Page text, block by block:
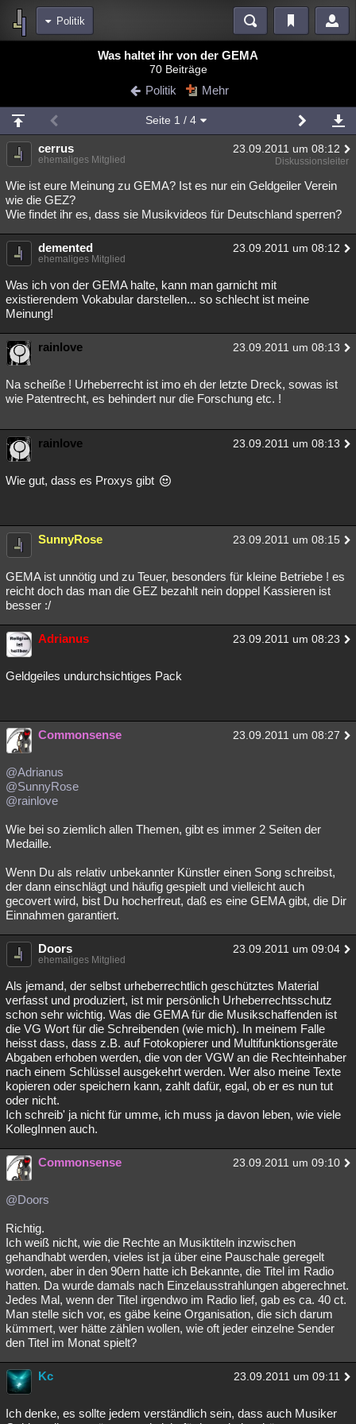
Politik
Blogs
Chat Wiki Neuigkeiten
meine Rubriken
Menschen Mystery Kriminalfälle
Spiritualität Verschwörungen Technologie Ufologie
Natur Umfragen Unterhaltung
weitere Rubriken
Philosophie Träume
Astronomie Helpdesk Gruppen Gaming Filme
Übersichten
Lesenswert Schlüsselwörter
Was haltet ihr von der GEMA
70 Beiträge
Politik Mehr
Seite 1 / 4
cerrus 23.09.2011 um 08:12
ehemaliges Mitglied Diskussionsleiter
Wie ist eure Meinung zu GEMA? Ist es nur ein Geldgeiler Verein
wie die GEZ?
Wie findet ihr es, dass sie Musikvideos für Deutschland sperren?
demented 23.09.2011 um 08:12
ehemaliges Mitglied
Was ich von der GEMA halte, kann man garnicht mit
existierendem Vokabular darstellen... so schlecht ist meine
Meinung!
rainlove 23.09.2011 um 08:13
Na scheiße ! Urheberrecht ist imo eh der letzte Dreck, sowas ist
wie Patentrecht, es behindert nur die Forschung etc. !
rainlove 23.09.2011 um 08:13
Wie gut, dass es Proxys gibt
SunnyRose 23.09.2011 um 08:15
GEMA ist unnötig und zu Teuer, besonders für kleine Betriebe ! es
reicht doch das man die GEZ bezahlt nein doppel Kassieren ist
besser :/
Adrianus 23.09.2011 um 08:23
Geldgeiles undurchsichtiges Pack
Commonsense 23.09.2011 um 08:27
@Adrianus
@SunnyRose
@rainlove
Wie bei so ziemlich allen Themen, gibt es immer 2 Seiten der
Medaille.
Wenn Du als relativ unbekannter Künstler einen Song schreibst,
der dann einschlägt und häufig gespielt und vielleicht auch
gecovert wird, bist Du hocherfreut, daß es eine GEMA gibt, die Dir
Einnahmen garantiert.
Doors 23.09.2011 um 09:04
ehemaliges Mitglied
Als jemand, der selbst urheberrechtlich geschütztes Material
verfasst und produziert, ist mir persönlich Urheberrechtsschutz
schon sehr wichtig. Was die GEMA für die Musikschaffenden ist
die VG Wort für die Schreibenden (wie mich). In meinem Falle
heisst dass, dass z.B. auf Fotokopierer und Multifunktionsgeräte
Abgaben erhoben werden, die von der VGW an die Rechteinhaber
nach einem Schlüssel ausgekehrt werden. Wer also meine Texte
kopieren oder speichern kann, zahlt dafür, egal, ob er es nun tut
oder nicht.
Ich schreib' ja nicht für umme, ich muss ja davon leben, wie viele
KollegInnen auch.
Commonsense 23.09.2011 um 09:10
@Doors
Richtig.
Ich weiß nicht, wie die Rechte an Musiktiteln inzwischen
gehandhabt werden, vieles ist ja über eine Pauschale geregelt
worden, aber in den 90ern hatte ich Bekannte, die Titel im Radio
hatten. Da wurde damals nach Einzelausstrahlungen abgerechnet.
Jedes Mal, wenn der Titel irgendwo im Radio lief, gab es ca. 40 ct.
Man stelle sich vor, es gäbe keine Organisation, die sich darum
kümmert, wer hätte zählen wollen, wie oft jeder einzelne Sender
den Titel im Monat spielt?
Kc 23.09.2011 um 09:11
Ich denke, es sollte jedem verständlich sein, dass auch Musiker